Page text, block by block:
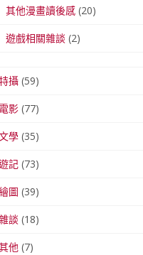
其他漫畫讀後感(20)
遊戲相關雜談 (2)
攝(59)
電影(77)
學(35)
記(73)
圖 (39)
談 (18)
他(7)